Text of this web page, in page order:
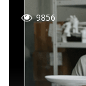
9856